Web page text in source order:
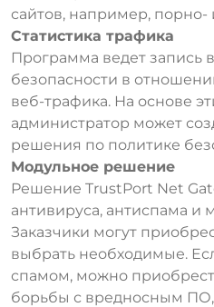
сайтов, например, порно-
Статистика трафика
Программа ведет запись
безопасности в
веб-трафика. На основе
администратор может
решения по политике
Модульное решение
Решение TrustPort Net
антивируса, антиспама и
Заказчики могут
выбрать необходимые.
спамом, можно
борьбы с вредносным